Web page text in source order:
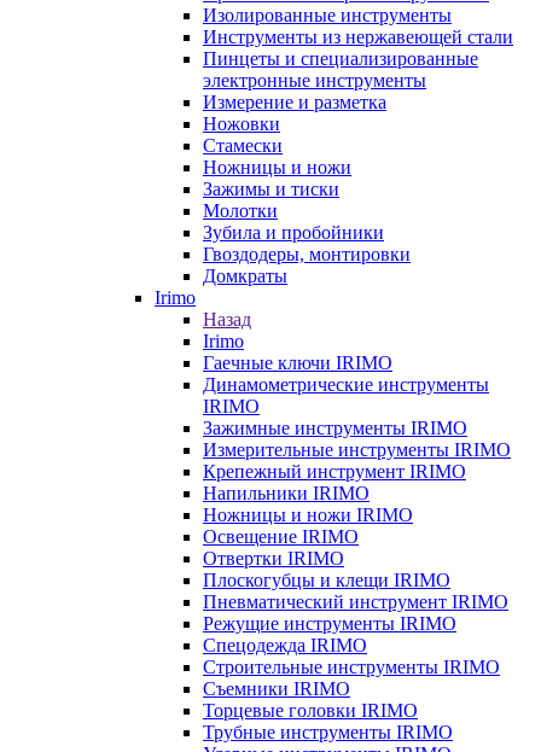
Изолированные инструменты
Инструменты из нержавеющей стали
Пинцеты и специализированные
электронные инструменты
Измерение и разметка
Ножовки
Стамески
Ножницы и ножи
Зажимы и тиски
Молотки
Зубила и пробойники
Гвоздодеры, монтировки
Домкраты
Irimo
Назад
Irimo
Гаечные ключи IRIMO
Динамометрические инструменты
IRIMO
Зажимные инструменты IRIMO
Измерительные инструменты IRIMO
Крепежный инструмент IRIMO
Напильники IRIMO
Ножницы и ножи IRIMO
Освещение IRIMO
Отвертки IRIMO
Плоскогубцы и клещи IRIMO
Пневматический инструмент IRIMO
Режущие инструменты IRIMO
Спецодежда IRIMO
Строительные инструменты IRIMO
Съемники IRIMO
Торцевые головки IRIMO
Трубные инструменты IRIMO